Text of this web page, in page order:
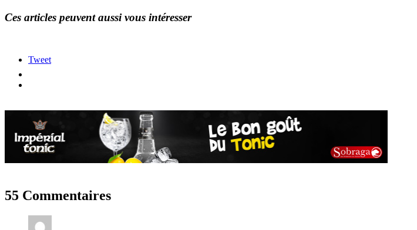
Ces articles peuvent aussi vous intéresser
Tweet
55 Commentaires